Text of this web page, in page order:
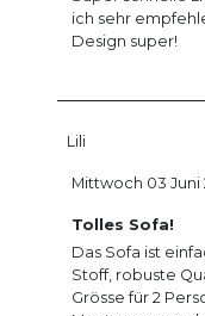
ich sehr
Design super!
Lili
Tolles Sofa!
Das Sofa ist
Stoff, robuste
Grösse für 2
Mittwoch 03 Juni